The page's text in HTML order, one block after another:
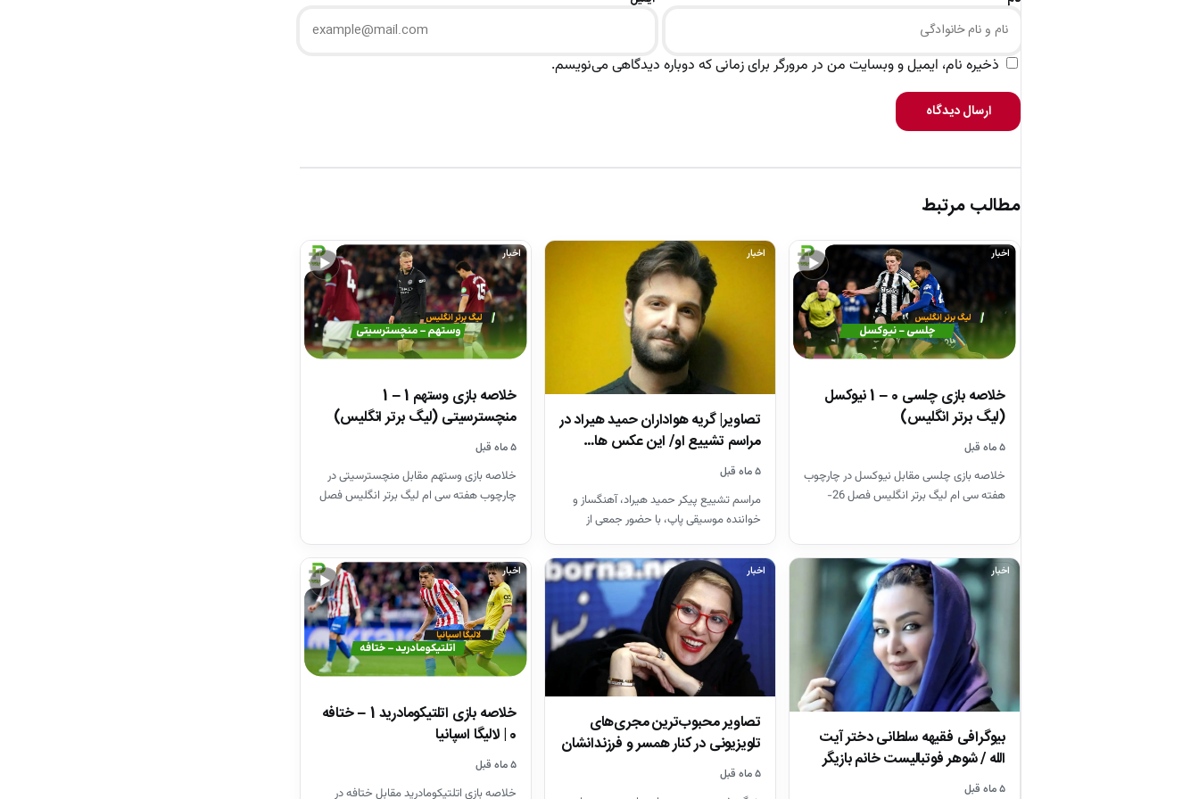
ذخیره نام، ایمیل و وبسایت من در مرورگر برای زمانی که دوباره دیدگاهی می‌نویسم.
ارسال دیدگاه
مطالب مرتبط
▶
اخبار
خلاصه بازی چلسی 0 – 1 نیوکسل
(لیگ برتر انگلیس)
۵ ماه قبل
خلاصه بازی چلسی مقابل نیوکسل در چارچوب
هفته سی ام لیگ برتر انگلیس فصل 26-
اخبار
تصاویر| گریه هواداران حمید هیراد در
مراسم تشییع او/ این عکس ها…
۵ ماه قبل
مراسم تشییع پیکر حمید هیراد، آهنگساز و
خواننده موسیقی پاپ، با حضور جمعی از
هنرمندان در قطعه هنرمندان…
▶
اخبار
خلاصه بازی وستهم 1 – 1
منچسترسیتی (لیگ برتر انگلیس)
۵ ماه قبل
خلاصه بازی وستهم مقابل منچسترسیتی در
چارچوب هفته سی ام لیگ برتر انگلیس فصل
اخبار
بیوگرافی فقیهه سلطانی دختر آیت
الله / شوهر فوتبالیست خانم بازیگر
را…
۵ ماه قبل
اخبار
تصاویر محبوب‌ترین مجری‌های
تلویزیونی در کنار همسر و فرزندانشان
+ بیوگرافی
۵ ماه قبل
▶
اخبار
خلاصه بازی اتلتیکومادرید 1 – ختافه
0 | لالیگا اسپانیا
۵ ماه قبل
خلاصه بازی اتلتیکومادرید مقابل ختافه در